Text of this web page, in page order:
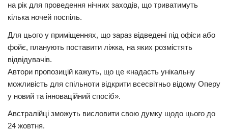
Події
Курйози
Суспільство
Культура
Шоу-біз
на рік для проведення нічних заходів, що триватимуть
кілька ночей поспіль.
Для цього у приміщеннях, що зараз відведені під офіси або
фойє, планують поставити ліжка, на яких розмістять
відвідувачів.
Автори пропозицій кажуть, що це «надасть унікальну
можливість для спільноти відкрити всесвітньо відому Оперу
у новий та інноваційний спосіб».
Австралійці зможуть висловити свою думку щодо цього до
24 жовтня.